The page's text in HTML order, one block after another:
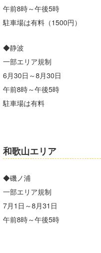
午前8時～午後5時
駐車場は有料（1500円）
◆静波
一部エリア規制
6月30日～8月30日
午前8時～午後5時
駐車場は有料
和歌山エリア
◆磯ノ浦
一部エリア規制
7月1日～8月31日
午前8時～午後5時